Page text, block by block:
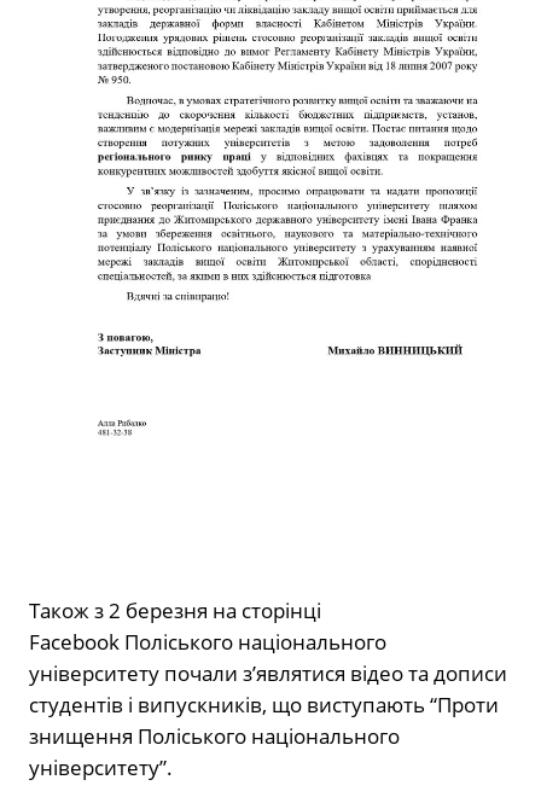
Також з 2 березня на сторінці
Facebook Поліського національного
університету почали з’являтися відео та дописи
студентів і випускників, що виступають “Проти
знищення Поліського національного
університету”.